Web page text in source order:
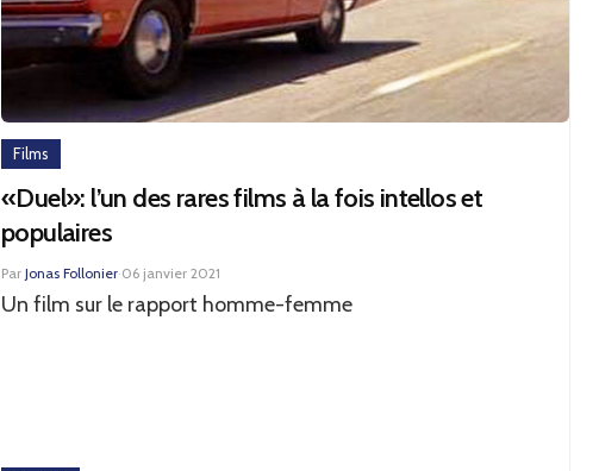
Films
«Duel»: l’un des rares films à la fois intellos et
populaires
Par Jonas Follonier·06 janvier 2021
Un film sur le rapport homme-femme